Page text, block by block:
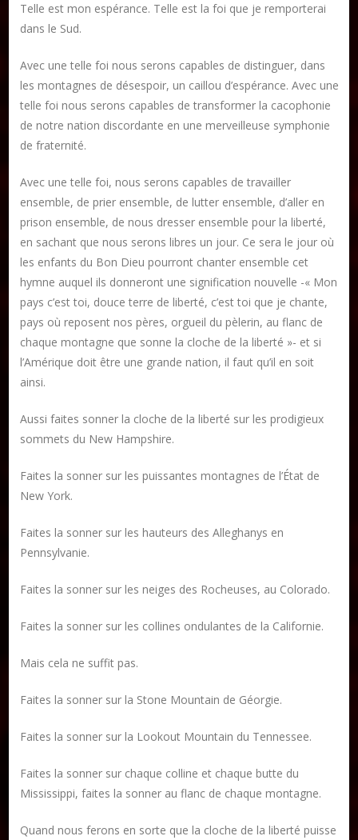
Telle est mon espérance. Telle est la foi que je remporterai
dans le Sud.
Avec une telle foi nous serons capables de distinguer, dans
les montagnes de désespoir, un caillou d’espérance. Avec une
telle foi nous serons capables de transformer la cacophonie
de notre nation discordante en une merveilleuse symphonie
de fraternité.
Avec une telle foi, nous serons capables de travailler
ensemble, de prier ensemble, de lutter ensemble, d’aller en
prison ensemble, de nous dresser ensemble pour la liberté,
en sachant que nous serons libres un jour. Ce sera le jour où
les enfants du Bon Dieu pourront chanter ensemble cet
hymne auquel ils donneront une signification nouvelle -« Mon
pays c’est toi, douce terre de liberté, c’est toi que je chante,
pays où reposent nos pères, orgueil du pèlerin, au flanc de
chaque montagne que sonne la cloche de la liberté »- et si
l’Amérique doit être une grande nation, il faut qu’il en soit
ainsi.
Aussi faites sonner la cloche de la liberté sur les prodigieux
sommets du New Hampshire.
Faites la sonner sur les puissantes montagnes de l’État de
New York.
Faites la sonner sur les hauteurs des Alleghanys en
Pennsylvanie.
Faites la sonner sur les neiges des Rocheuses, au Colorado.
Faites la sonner sur les collines ondulantes de la Californie.
Mais cela ne suffit pas.
Faites la sonner sur la Stone Mountain de Géorgie.
Faites la sonner sur la Lookout Mountain du Tennessee.
Faites la sonner sur chaque colline et chaque butte du
Mississippi, faites la sonner au flanc de chaque montagne.
Quand nous ferons en sorte que la cloche de la liberté puisse